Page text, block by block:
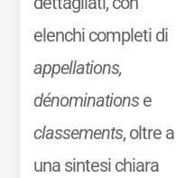
elenchi completi di
appellations,
dénominationse
classements, oltre a
una sintesi chiara